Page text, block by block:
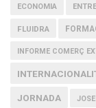
ECONOMIA
FLUIDRA
INFORME COMERÇ
JORNADA